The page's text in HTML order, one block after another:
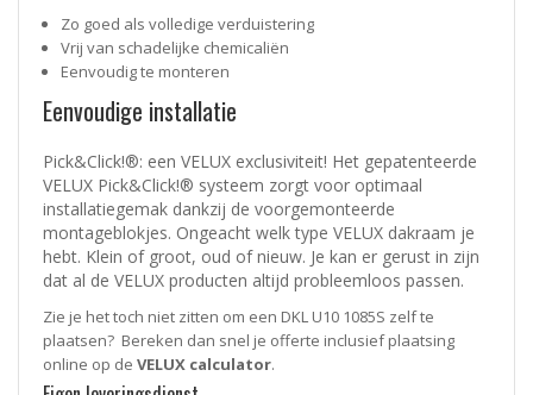
Zo goed als volledige verduistering
Vrij van schadelijke chemicaliën
Eenvoudig te monteren
Eenvoudige installatie
Pick&Click!®: een VELUX exclusiviteit! Het gepatenteerde
VELUX Pick&Click!® systeem zorgt voor optimaal
installatiegemak dankzij de voorgemonteerde
montageblokjes. Ongeacht welk type VELUX dakraam je
hebt. Klein of groot, oud of nieuw. Je kan er gerust in zijn
dat al de VELUX producten altijd probleemloos passen.
Zie je het toch niet zitten om een DKL U10 1085S zelf te
plaatsen? Bereken dan snel je offerte inclusief plaatsing
online op de VELUX calculator.